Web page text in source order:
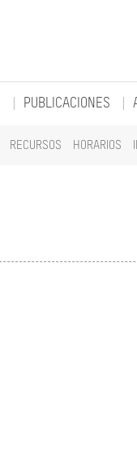
RECURSOS HORARIOS
PUBLICACIONES